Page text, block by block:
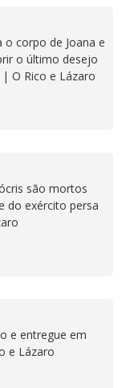
o corpo de Joana e
o último desejo
O Rico e Lázaro
são mortos
do exército persa
e entregue em
e Lázaro